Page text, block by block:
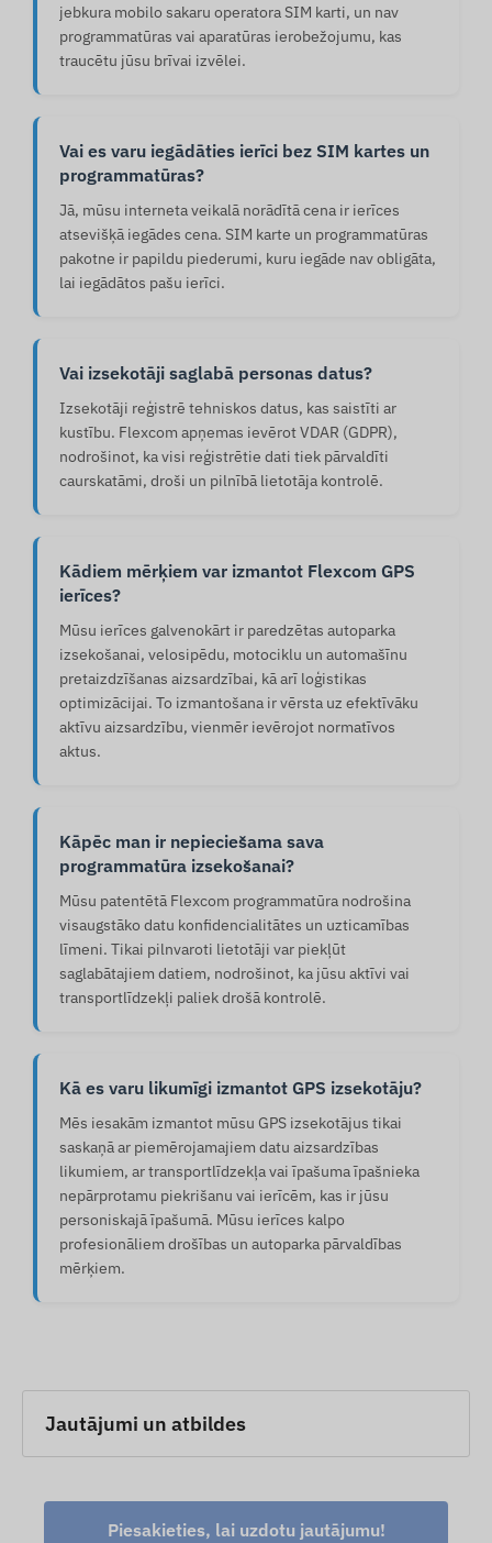
jebkura mobilo sakaru operatora SIM karti, un nav
programmatūras vai aparatūras ierobežojumu, kas
traucētu jūsu brīvai izvēlei.
Vai es varu iegādāties ierīci bez SIM kartes un
programmatūras?
Jā, mūsu interneta veikalā norādītā cena ir ierīces
atsevišķā iegādes cena. SIM karte un programmatūras
pakotne ir papildu piederumi, kuru iegāde nav obligāta,
lai iegādātos pašu ierīci.
Vai izsekotāji saglabā personas datus?
Izsekotāji reģistrē tehniskos datus, kas saistīti ar
kustību. Flexcom apņemas ievērot VDAR (GDPR),
nodrošinot, ka visi reģistrētie dati tiek pārvaldīti
caurskatāmi, droši un pilnībā lietotāja kontrolē.
Kādiem mērķiem var izmantot Flexcom GPS
ierīces?
Mūsu ierīces galvenokārt ir paredzētas autoparka
izsekošanai, velosipēdu, motociklu un automašīnu
pretaizdzīšanas aizsardzībai, kā arī loģistikas
optimizācijai. To izmantošana ir vērsta uz efektīvāku
aktīvu aizsardzību, vienmēr ievērojot normatīvos
aktus.
Kāpēc man ir nepieciešama sava
programmatūra izsekošanai?
Mūsu patentētā Flexcom programmatūra nodrošina
visaugstāko datu konfidencialitātes un uzticamības
līmeni. Tikai pilnvaroti lietotāji var piekļūt
saglabātajiem datiem, nodrošinot, ka jūsu aktīvi vai
transportlīdzekļi paliek drošā kontrolē.
Kā es varu likumīgi izmantot GPS izsekotāju?
Mēs iesakām izmantot mūsu GPS izsekotājus tikai
saskaņā ar piemērojamajiem datu aizsardzības
likumiem, ar transportlīdzekļa vai īpašuma īpašnieka
nepārprotamu piekrišanu vai ierīcēm, kas ir jūsu
personiskajā īpašumā. Mūsu ierīces kalpo
profesionāliem drošības un autoparka pārvaldības
mērķiem.
Jautājumi un atbildes
Piesakieties, lai uzdotu jautājumu!